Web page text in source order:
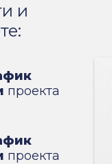
и
проекта
проекта